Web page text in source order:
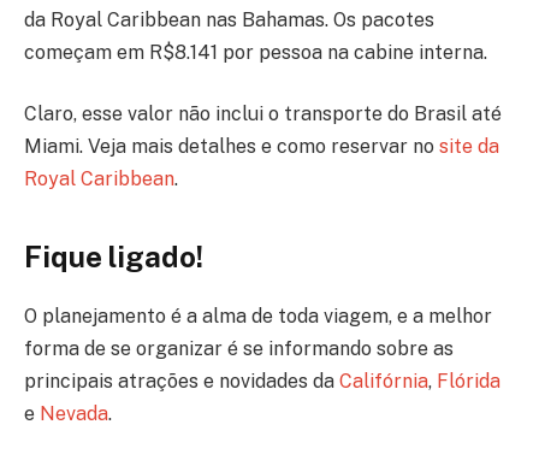
da Royal Caribbean nas Bahamas. Os pacotes
começam em R$8.141 por pessoa na cabine interna.
Claro, esse valor não inclui o transporte do Brasil até
Miami. Veja mais detalhes e como reservar no site da
Royal Caribbean.
Fique ligado!
O planejamento é a alma de toda viagem, e a melhor
forma de se organizar é se informando sobre as
principais atrações e novidades da Califórnia, Flórida
e Nevada.